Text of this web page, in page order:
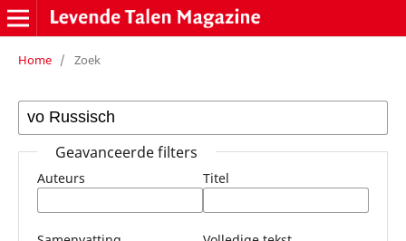
Home / Zoek
Geavanceerde filters
Auteurs Titel